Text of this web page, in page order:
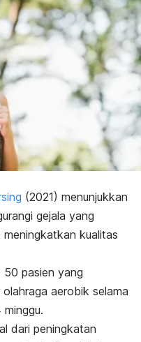
(2021) menunjukkan
gejala yang
meningkatkan kualitas
50 pasien yang
aerobik selama
dari peningkatan